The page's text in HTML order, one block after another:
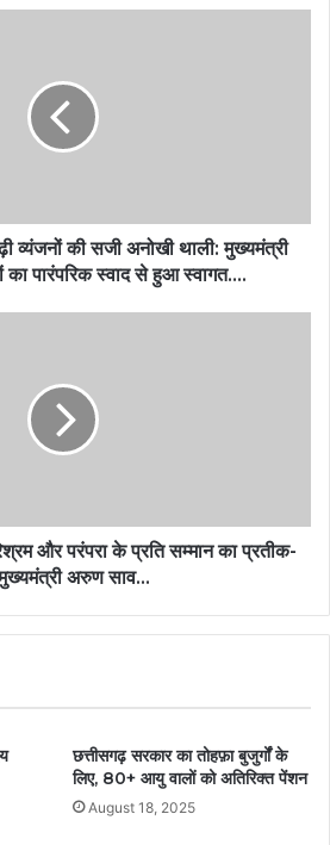
व्यंजनों की सजी अनोखी थाली: मुख्यमंत्री
का पारंपरिक स्वाद से हुआ स्वागत….
और परंपरा के प्रति सम्मान का प्रतीक-
अरुण साव…
छत्तीसगढ़ सरकार का तोहफ़ा बुजुर्गों के
लिए, 80+ आयु वालों को अतिरिक्त पेंशन
August 18, 2025